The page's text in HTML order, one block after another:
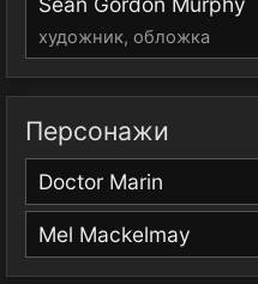
художник, обложка
Персонажи
Doctor Marin
Mel Mackelmay